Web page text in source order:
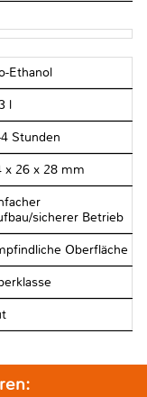
Ethanol
l
Stunden
x 26 x 28 mm
sicherer Betrieb
Oberfläche